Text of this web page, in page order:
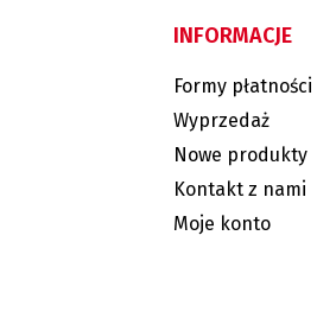
INFORMACJE
Formy płatności
Wyprzedaż
Nowe produkty
Kontakt z nami
Moje konto